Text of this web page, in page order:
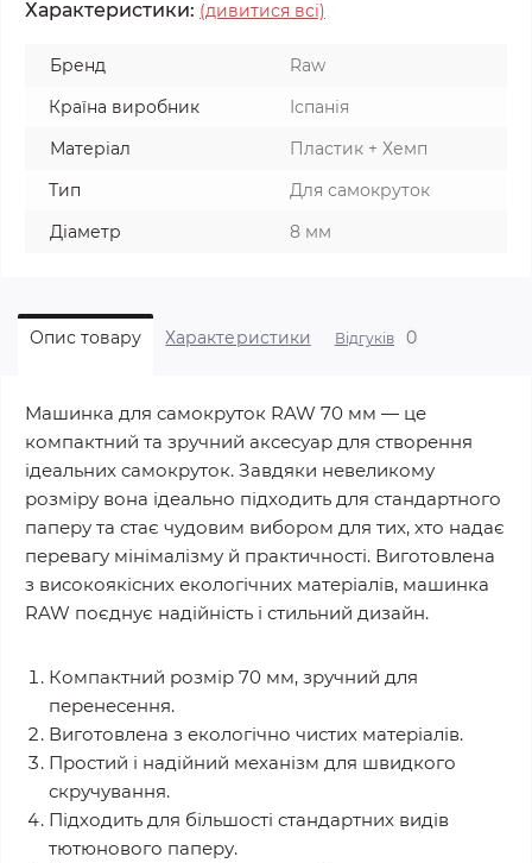
Характеристики: (дивитися всі)
Бренд
Raw
Країна виробник
Іспанія
Матеріал
Пластик + Хемп
Тип
Для самокруток
Діаметр
8 мм
Опис товару Характеристики Відгуків 0
Машинка для самокруток RAW 70 мм — це
компактний та зручний аксесуар для створення
ідеальних самокруток. Завдяки невеликому
розміру вона ідеально підходить для стандартного
паперу та стає чудовим вибором для тих, хто надає
перевагу мінімалізму й практичності. Виготовлена
з високоякісних екологічних матеріалів, машинка
RAW поєднує надійність і стильний дизайн.
Компактний розмір 70 мм, зручний для
перенесення.
Виготовлена з екологічно чистих матеріалів.
Простий і надійний механізм для швидкого
скручування.
Підходить для більшості стандартних видів
тютюнового паперу.